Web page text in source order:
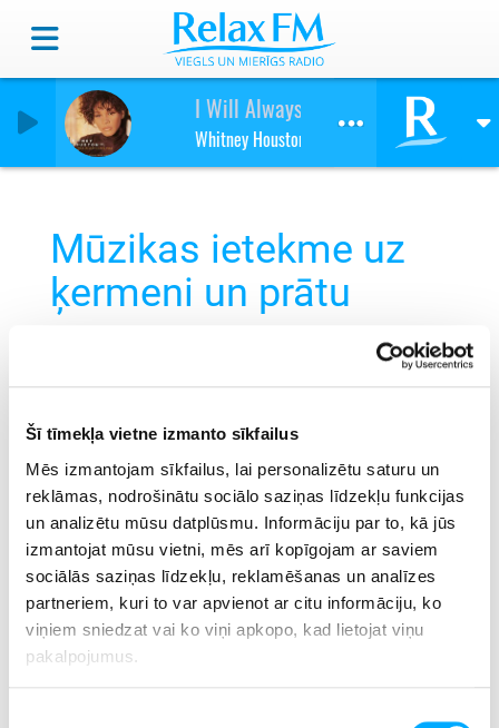
Šī tīmekļa vietne izmanto sīkfailus
Mēs izmantojam sīkfailus, lai personalizētu saturu un
reklāmas, nodrošinātu sociālo saziņas līdzekļu funkcijas
un analizētu mūsu datplūsmu. Informāciju par to, kā jūs
izmantojat mūsu vietni, mēs arī kopīgojam ar saviem
sociālās saziņas līdzekļu, reklamēšanas un analīzes
partneriem, kuri to var apvienot ar citu informāciju, ko
viņiem sniedzat vai ko viņi apkopo, kad lietojat viņu
pakalpojumus.
I Will Always Love You
Whitney Houston
Mūzikas ietekme uz
ķermeni un prātu